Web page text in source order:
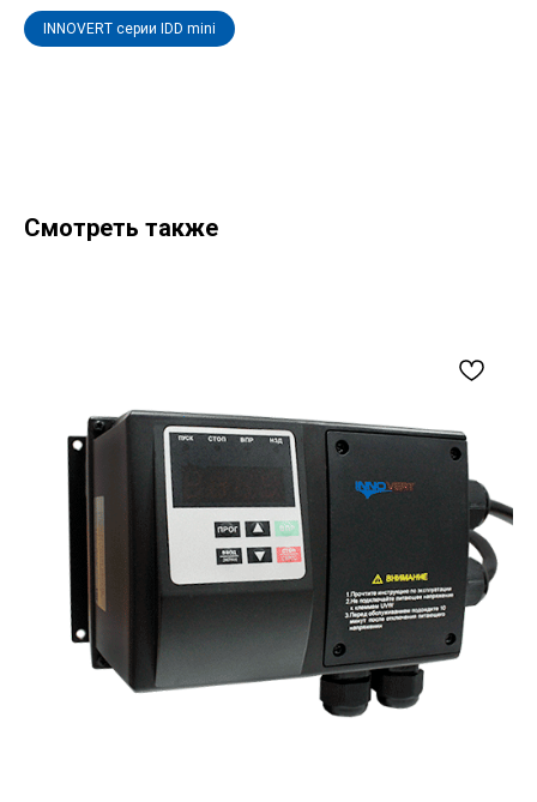
INNOVERT серии IDD mini
Смотреть также